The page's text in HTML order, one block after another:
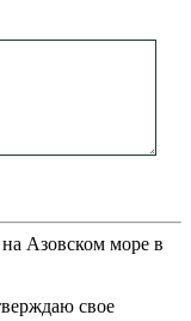
свое